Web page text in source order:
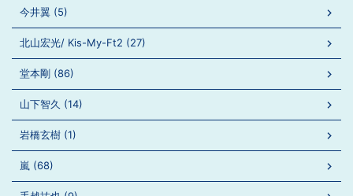
今井翼 (5)
北山宏光/ Kis-My-Ft2 (27)
堂本剛 (86)
山下智久 (14)
岩橋玄樹 (1)
嵐 (68)